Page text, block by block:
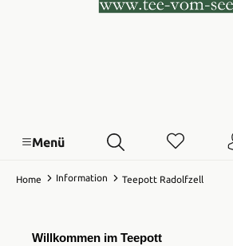
Menü
Home Information Teepott Radolfzell
Willkommen im Teepott